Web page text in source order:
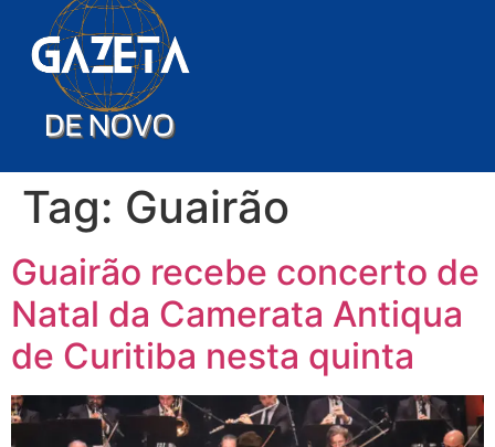
Tag: Guairão
Guairão recebe concerto de
Natal da Camerata Antiqua
de Curitiba nesta quinta